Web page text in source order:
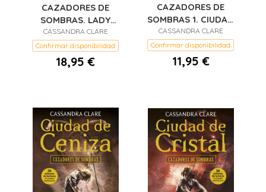
CAZADORES DE
SOMBRAS. LADY
MIDNIGHT
(RENACIMIENTO
CASSANDRA CLARE
Confirmar disponibilidad
18,95 €
CAZADORES DE
SOMBRAS 1. CIUDAD
DE HUESO (RUSTICA)
CASSANDRA CLARE
Confirmar disponibilidad
11,95 €